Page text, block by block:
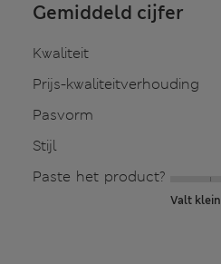
Gemiddeld cijfer
Kwaliteit
Prijs-kwaliteitverhouding
Pasvorm
Stijl
Paste het product?
Valt klein